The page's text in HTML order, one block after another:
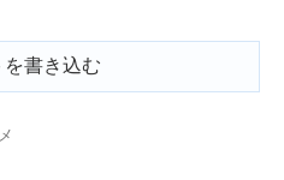
を書き込む